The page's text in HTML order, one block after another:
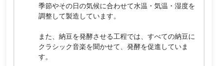
季節やその日の気候に合わせて水温・気温・湿度を
調整して製造しています。
また、納豆を発酵させる工程では、すべての納豆に
クラシック音楽を聞かせて、発酵を促進していま
す。